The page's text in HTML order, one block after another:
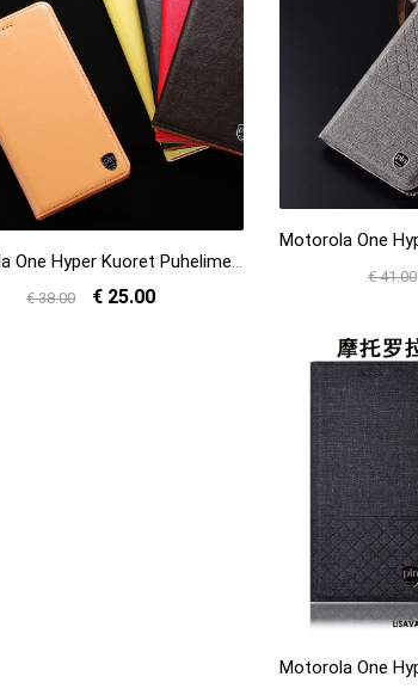
€ 38.00 € 25.00
€ 41.00